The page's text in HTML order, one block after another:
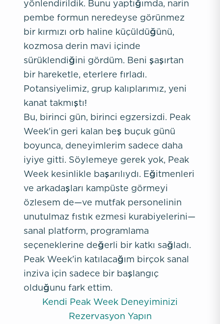
yönlendirildik. Bunu yaptığımda, narin
pembe formun neredeyse görünmez
bir kırmızı orb haline küçüldüğünü,
kozmosa derin mavi içinde
sürüklendiğini gördüm. Beni şaşırtan
bir hareketle, eterlere fırladı.
Potansiyelimiz, grup kalıplarımız, yeni
kanat takmıştı!
Bu, birinci gün, birinci egzersizdi. Peak
Week'in geri kalan beş buçuk günü
boyunca, deneyimlerim sadece daha
iyiye gitti. Söylemeye gerek yok, Peak
Week kesinlikle başarılıydı. Eğitmenleri
ve arkadaşları kampüste görmeyi
özlesem de—ve mutfak personelinin
unutulmaz fıstık ezmesi kurabiyelerini—
sanal platform, programlama
seçeneklerine değerli bir katkı sağladı.
Peak Week'in katılacağım birçok sanal
inziva için sadece bir başlangıç
olduğunu fark ettim.
Kendi Peak Week Deneyiminizi
Rezervasyon Yapın